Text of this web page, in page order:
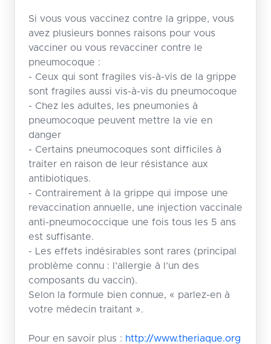
Si vous vous vaccinez contre la grippe, vous
avez plusieurs bonnes raisons pour vous
vacciner ou vous revacciner contre le
pneumocoque :
- Ceux qui sont fragiles vis-à-vis de la grippe
sont fragiles aussi vis-à-vis du pneumocoque
- Chez les adultes, les pneumonies à
pneumocoque peuvent mettre la vie en
danger
- Certains pneumocoques sont difficiles à
traiter en raison de leur résistance aux
antibiotiques.
- Contrairement à la grippe qui impose une
revaccination annuelle, une injection vaccinale
anti-pneumococcique une fois tous les 5 ans
est suffisante.
- Les effets indésirables sont rares (principal
problème connu : l’allergie à l’un des
composants du vaccin).
Selon la formule bien connue, « parlez-en à
votre médecin traitant ».
Pour en savoir plus : http://www.theriaque.org